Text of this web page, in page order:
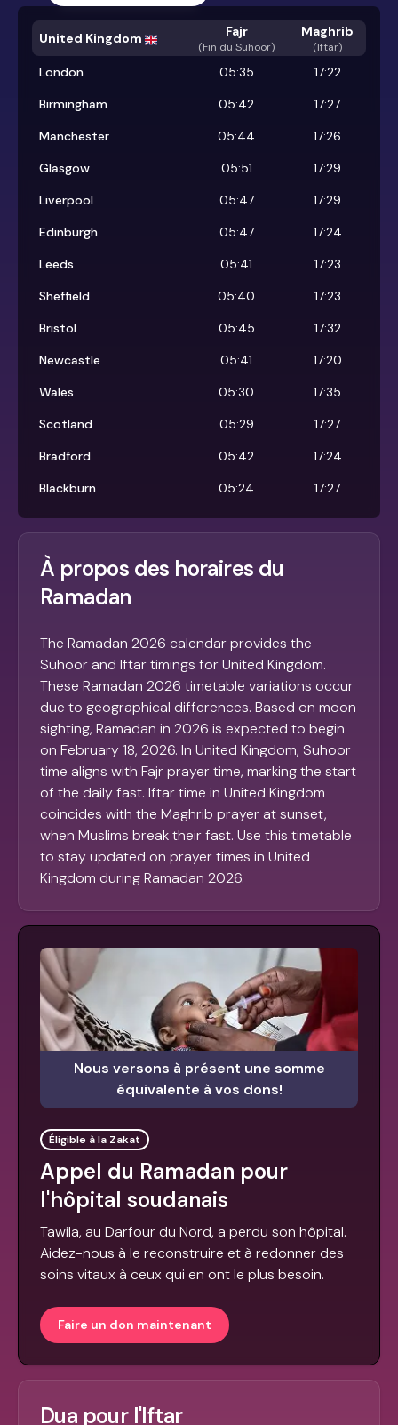
United Kingdom Fajr
(Fin du Suhoor)
Maghrib
(Iftar)
London 05:35
17:22
Birmingham
05:42
17:27
Manchester
05:44
17:26
Glasgow
05:51
17:29
Liverpool
05:47
17:29
Edinburgh
05:47
17:24
Leeds
05:41
17:23
Sheffield
05:40
17:23
Bristol
05:45
17:32
Newcastle
05:41
17:20
Wales
05:30
17:35
Scotland
05:29
17:27
Bradford
05:42
17:24
Blackburn
05:24 17:27
À propos des horaires du
Ramadan
The Ramadan 2026 calendar provides the
Suhoor and Iftar timings for United Kingdom.
These Ramadan 2026 timetable variations occur
due to geographical differences. Based on moon
sighting, Ramadan in 2026 is expected to begin
on February 18, 2026. In United Kingdom, Suhoor
time aligns with Fajr prayer time, marking the start
of the daily fast. Iftar time in United Kingdom
coincides with the Maghrib prayer at sunset,
when Muslims break their fast. Use this timetable
to stay updated on prayer times in United
Kingdom during Ramadan 2026.
Nous versons à présent une somme
équivalente à vos dons!
Éligible à la Zakat
Appel du Ramadan pour
l'hôpital soudanais
Tawila, au Darfour du Nord, a perdu son hôpital.
Aidez-nous à le reconstruire et à redonner des
soins vitaux à ceux qui en ont le plus besoin.
Faire un don maintenant
Dua pour l'Iftar